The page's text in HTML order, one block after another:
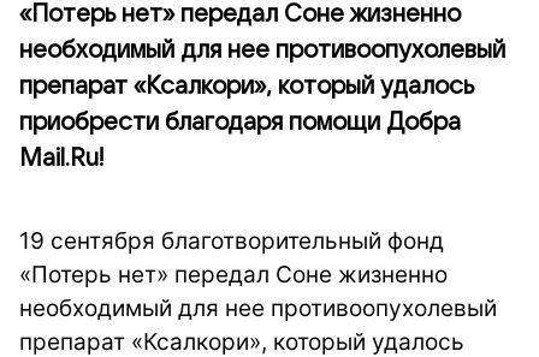
«Потерь нет» передал Соне жизненно
необходимый для нее противоопухолевый
препарат «Ксалкори», который удалось
приобрести благодаря помощи Добра
Mail.Ru!
19 сентября благотворительный фонд
«Потерь нет» передал Соне жизненно
необходимый для нее противоопухолевый
препарат «Ксалкори», который удалось